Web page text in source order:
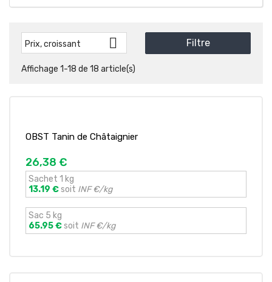
Prix, croissant  Filtre
Affichage 1-18 de 18 article(s)
OBST Tanin de Châtaignier
26,38 €
Sachet 1 kg
13.19 €soit INF €/kg
Sac 5 kg
65.95 €soit INF €/kg